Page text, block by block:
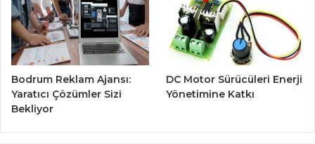
Bodrum Reklam Ajansı:
Yaratıcı Çözümler Sizi
Bekliyor
DC Motor Sürücüleri Enerji
Yönetimine Katkı